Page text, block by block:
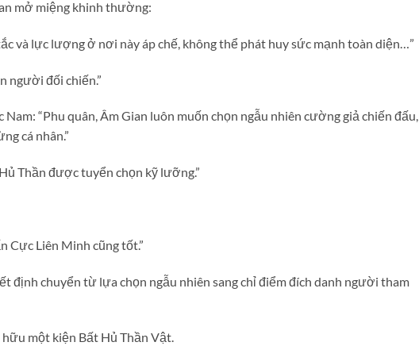
mở miệng khinh thường:
và lực lượng ở nơi này áp chế, không thể phát huy sức mạnh toàn diện…”
người đối chiến.”
“Phu quân, Âm Gian luôn muốn chọn ngẫu nhiên cường giả chiến đấu,
cá nhân.”
Thần được tuyển chọn kỹ lưỡng.”
Cực Liên Minh cũng tốt.”
định chuyển từ lựa chọn ngẫu nhiên sang chỉ điểm đích danh người tham
một kiện Bất Hủ Thần Vật.